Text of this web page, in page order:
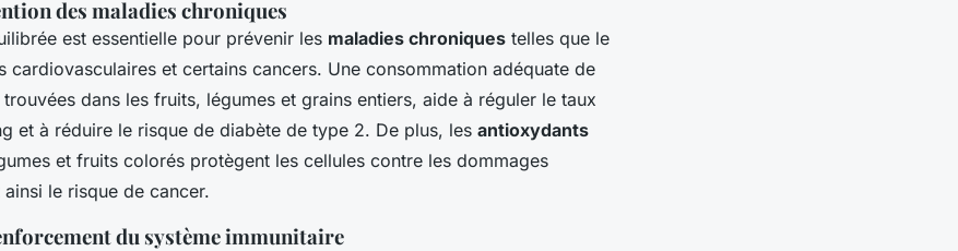
des maladies chroniques
est essentielle pour prévenir les maladies chroniques telles que le
cardiovasculaires et certains cancers. Une consommation adéquate de
trouvées dans les fruits, légumes et grains entiers, aide à réguler le taux
et à réduire le risque de diabète de type 2. De plus, les antioxydants
et fruits colorés protègent les cellules contre les dommages
le risque de cancer.
du système immunitaire